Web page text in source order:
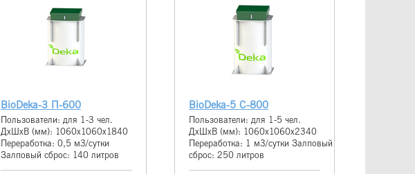
BioDeka-3 П-600
Пользователи: для 1-3 чел.
ДхШхВ (мм): 1060х1060х1840
Переработка: 0,5 м3/сутки
Залповый сброс: 140 литров
BioDeka-5 С-800
Пользователи: для 1-5 чел.
ДхШхВ (мм): 1060х1060х2340
Переработка: 1 м3/сутки Залповый
сброс: 250 литров